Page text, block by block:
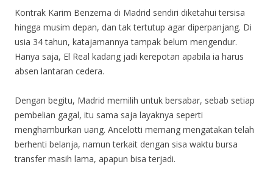
Kontrak Karim Benzema di Madrid sendiri diketahui tersisa
hingga musim depan, dan tak tertutup agar diperpanjang. Di
usia 34 tahun, katajamannya tampak belum mengendur.
Hanya saja, El Real kadang jadi kerepotan apabila ia harus
absen lantaran cedera.
Dengan begitu, Madrid memilih untuk bersabar, sebab setiap
pembelian gagal, itu sama saja layaknya seperti
menghamburkan uang. Ancelotti memang mengatakan telah
berhenti belanja, namun terkait dengan sisa waktu bursa
transfer masih lama, apapun bisa terjadi.